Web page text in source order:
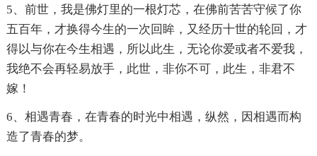
5、前世，我是佛灯里的一根灯芯，在佛前苦苦守候了你
五百年，才换得今生的一次回眸，又经历十世的轮回，才
得以与你在今生相遇，所以此生，无论你爱或者不爱我，
我绝不会再轻易放手，此世，非你不可，此生，非君不
嫁！
6、相遇青春，在青春的时光中相遇，纵然，因相遇而构
造了青春的梦。